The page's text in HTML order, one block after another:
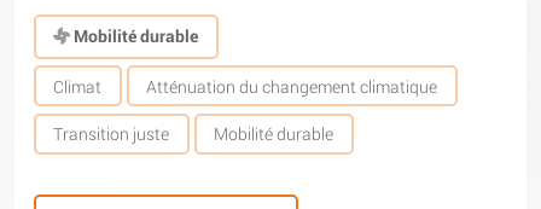
Mobilité durable
Climat Atténuation du changement climatique
Transition juste Mobilité durable